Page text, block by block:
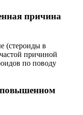
причина
(стероиды в
причиной
по поводу
повышенном